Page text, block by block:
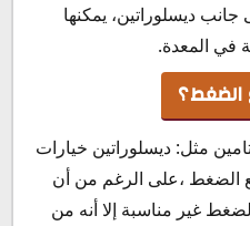
جانب ديسلوراتين، يمكنها
في المعدة.
الضغط؟
مثل: ديسلوراتين خيارات
الضغط ،على الرغم من أن
غير مناسبة إلا أنه من